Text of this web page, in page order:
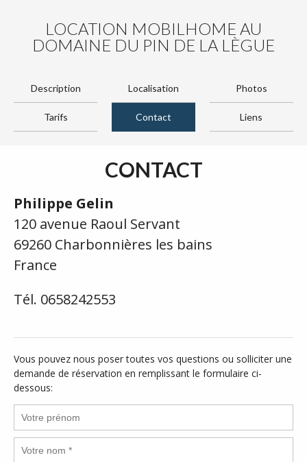
LOCATION MOBILHOME AU
DOMAINE DU PIN DE LA LÈGUE
Description Localisation Photos
Tarifs Contact Liens
CONTACT
Philippe Gelin
120 avenue Raoul Servant
69260 Charbonnières les bains
France
Tél. 0658242553
Vous pouvez nous poser toutes vos questions ou solliciter une
demande de réservation en remplissant le formulaire ci-
dessous: